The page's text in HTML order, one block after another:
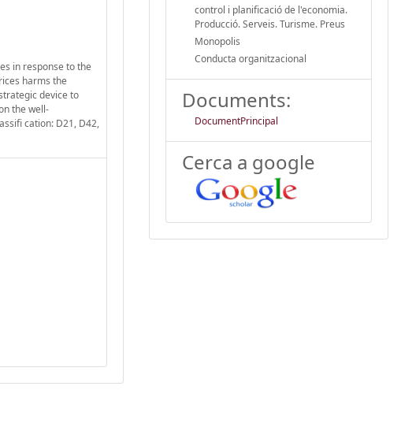
in response to the
harms the
device to
the well-
cation: D21, D42,
control i planificació de l'economia.
Producció. Serveis. Turisme. Preus
Monopolis
Conducta organitzacional
Documents:
DocumentPrincipal
Cerca a google